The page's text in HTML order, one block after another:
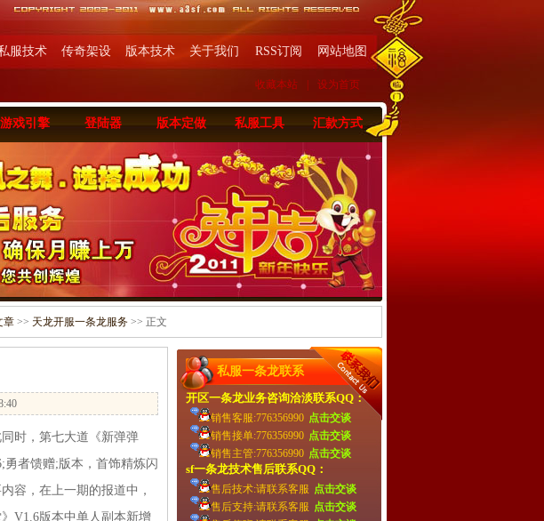
服技术 传奇架设 版本技术 关于我们 RSS订阅 网站地图
收藏本站 设为首页
游戏引擎 登陆器 版本定做 私服工具 汇款方式
章 >> 天龙开服一条龙服务 >> 正文
时，第七大道《新弹弹
勇者馈赠;版本，首饰精炼闪
容，在上一期的报道中，
V1.6版本中单人副本新增
私服一条龙联系
开区一条龙业务咨询洽淡联系QQ：
销售客服:776356990 点击交谈
销售接单:776356990 点击交谈
销售主管:776356990 点击交谈
sf一条龙技术售后联系QQ：
售后技术:请联系客服 点击交谈
售后支持:请联系客服 点击交谈